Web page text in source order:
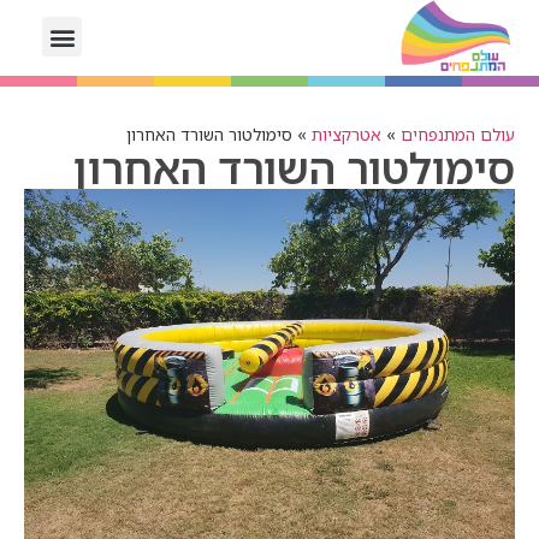
עולם המתנפחים » אטרקציות » סימולטור השורד האחרון
סימולטור השורד האחרון
מתקני
לונה
פארק
דוכני
מזון